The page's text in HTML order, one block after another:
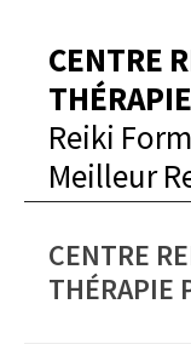
CENTRE
Reiki
Meilleur
CENTRE
THÉRAPIE